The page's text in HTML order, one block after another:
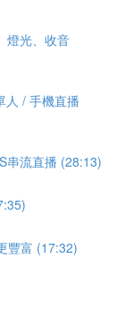
燈光、收音
人 / 手機直播
串流直播 (28:13)
豐富 (17:32)